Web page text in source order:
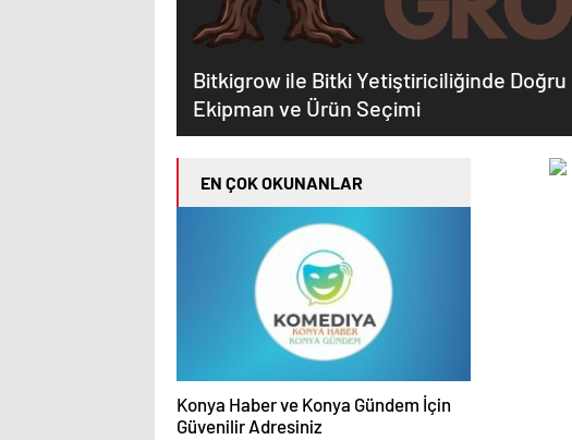
Bitkigrow ile Bitki Yetiştiriciliğinde Doğru
Ekipman ve Ürün Seçimi
EN ÇOK OKUNANLAR
Konya Haber ve Konya Gündem İçin
Güvenilir Adresiniz